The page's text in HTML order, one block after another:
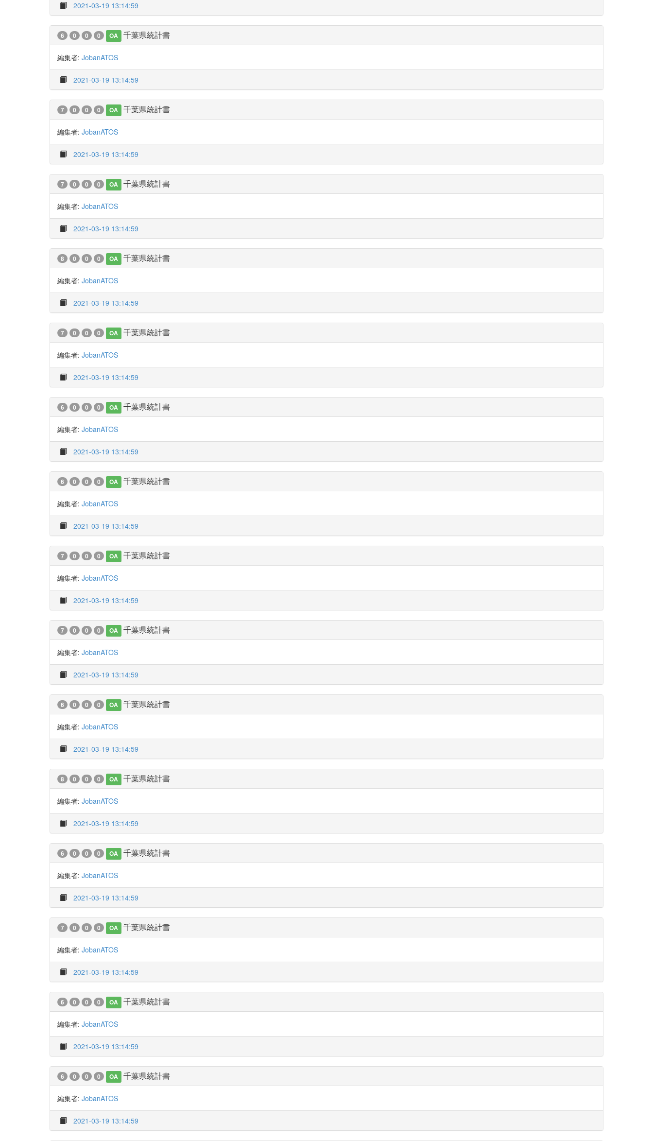
2021-03-19 13:14:59
6 0 0 0 OA 千葉県統計書
編集者: JobanATOS
2021-03-19 13:14:59
7 0 0 0 OA 千葉県統計書
編集者: JobanATOS
2021-03-19 13:14:59
7 0 0 0 OA 千葉県統計書
編集者: JobanATOS
2021-03-19 13:14:59
8 0 0 0 OA 千葉県統計書
編集者: JobanATOS
2021-03-19 13:14:59
7 0 0 0 OA 千葉県統計書
編集者: JobanATOS
2021-03-19 13:14:59
6 0 0 0 OA 千葉県統計書
編集者: JobanATOS
2021-03-19 13:14:59
6 0 0 0 OA 千葉県統計書
編集者: JobanATOS
2021-03-19 13:14:59
7 0 0 0 OA 千葉県統計書
編集者: JobanATOS
2021-03-19 13:14:59
7 0 0 0 OA 千葉県統計書
編集者: JobanATOS
2021-03-19 13:14:59
6 0 0 0 OA 千葉県統計書
編集者: JobanATOS
2021-03-19 13:14:59
8 0 0 0 OA 千葉県統計書
編集者: JobanATOS
2021-03-19 13:14:59
6 0 0 0 OA 千葉県統計書
編集者: JobanATOS
2021-03-19 13:14:59
7 0 0 0 OA 千葉県統計書
編集者: JobanATOS
2021-03-19 13:14:59
6 0 0 0 OA 千葉県統計書
編集者: JobanATOS
2021-03-19 13:14:59
6 0 0 0 OA 千葉県統計書
編集者: JobanATOS
2021-03-19 13:14:59